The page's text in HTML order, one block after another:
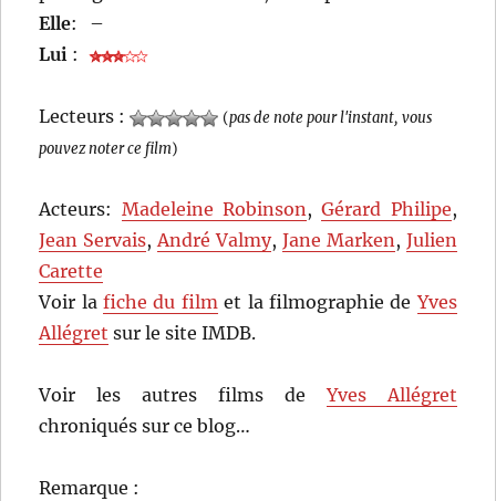
Elle:
–
Lui :
Lecteurs : (pas de note pour l'instant, vous
pouvez noter ce film)
Acteurs: Madeleine Robinson,Gérard Philipe,
Jean Servais,André Valmy, Jane Marken, Julien
Carette
Voir lafiche du filmet la filmographie deYves
Allégret sur le site IMDB.
Voir les autres films deYves Allégret
chroniqués sur ce blog…
Remarque :